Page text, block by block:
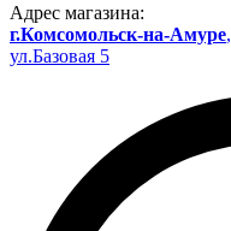
Адрес магазина:
г.Комсомольск-на-Амуре,
ул.Базовая 5